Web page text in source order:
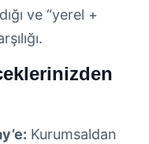
ve “yerel +
Kurumsaldan